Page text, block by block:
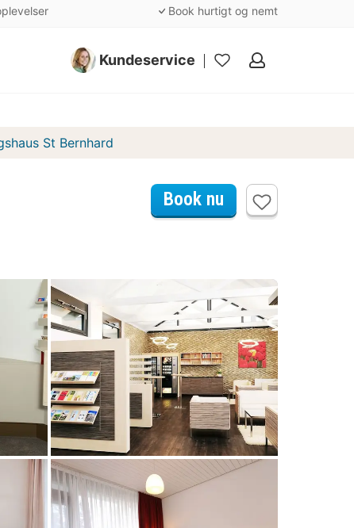
Book hurtigt og nemt
Kundeservice
Mine
St Bernhard
Book nu